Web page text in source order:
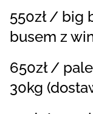
550zł / big bag 1000kg (dostawa
busem z
650zł / paleta (990kg) 33 worki po
30kg